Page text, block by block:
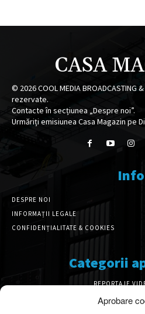
Aprobare
CASA
© 2026COOL MEDIA BROADCASTING
rezervate.
Contacte în secțiunea „Despre noi”.
Urmăriți emisiunea Casa Magazin pe
Info
DESPRE NOI
INFORMAȚII LEGALE
CONFIDENȚIALITATE & COOKIES
Categorii
REPORTAJE
AMENAJĂRI